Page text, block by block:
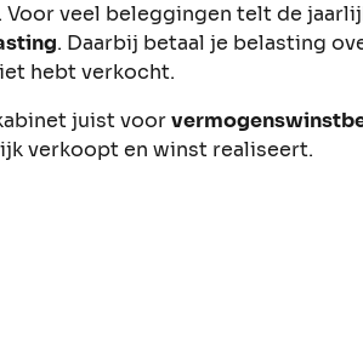
Voor veel beleggingen telt de
. Daarbij betaal je belasting
hebt verkocht.
juist voor
verkoopt en winst realiseert.